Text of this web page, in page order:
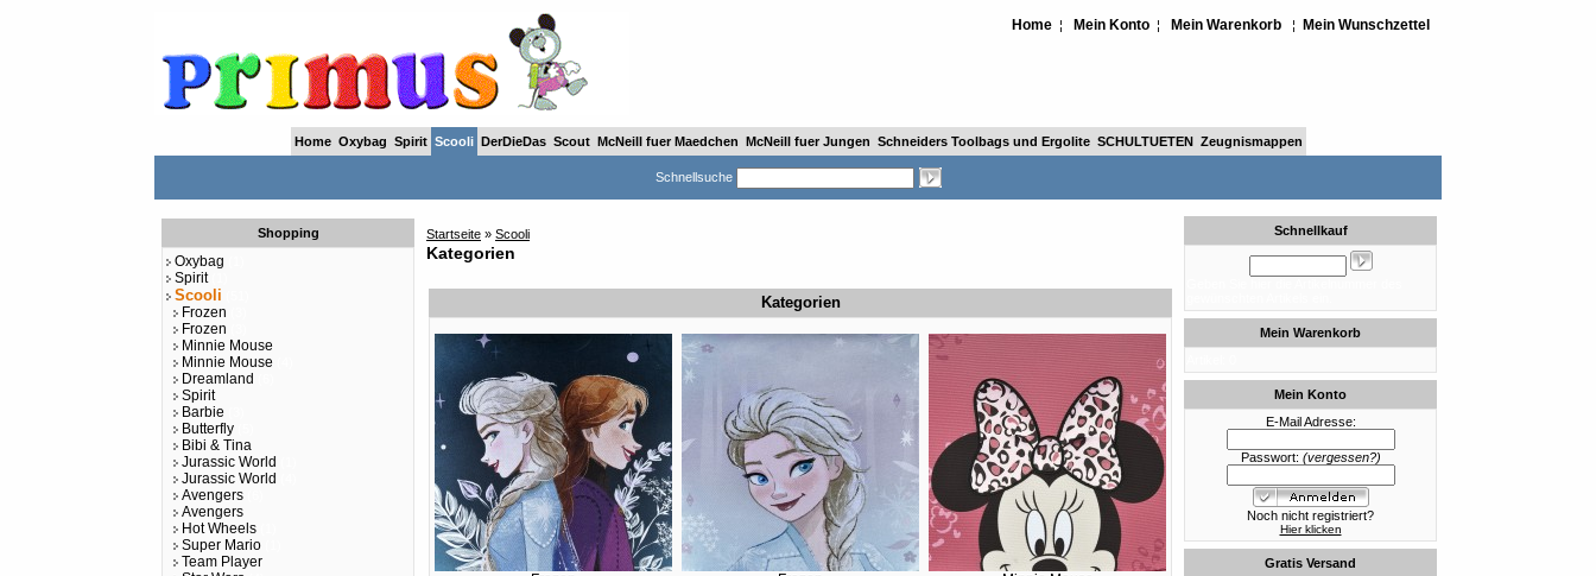
Home ¦ Mein Konto ¦ Mein Warenkorb ¦ Mein Wunschzettel
Home Oxybag Spirit Scooli DerDieDas Scout McNeill fuer Maedchen McNeill fuer Jungen Schneiders Toolbags und Ergolite SCHULTUETEN Zeugnismappen
Schnellsuche
Shopping
Oxybag
Spirit(1)
Scooli
Frozen
Frozen
Minnie Mouse
Minnie Mouse
Dreamland
Spirit
Barbie
Butterfly
Bibi & Tina
Jurassic World
Jurassic World
Avengers
Avengers
Hot Wheels
Super Mario
Team Player
Startseite » Scooli
Kategorien
Kategorien
Schnellkauf
Mein Warenkorb
Mein Konto
E-Mail Adresse:
Passwort: (vergessen?)
Noch nicht registriert?
Hier klicken
Gratis Versand